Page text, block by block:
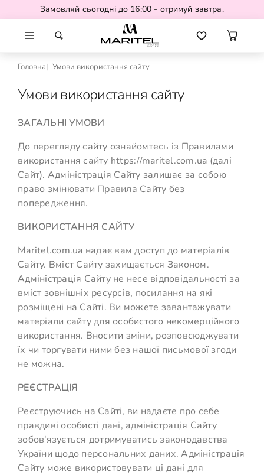
Замовляй сьогодні до 16:00 - отримуй завтра.
Головна Умови використання сайту
Умови використання сайту
ЗАГАЛЬНІ УМОВИ
До перегляду сайту ознайомтесь із Правилами
використання сайту https://maritel.com.ua (далі
Сайт). Адміністрація Сайту залишає за собою
право змінювати Правила Сайту без
попередження.
ВИКОРИСТАННЯ САЙТУ
Maritel.com.ua надає вам доступ до матеріалів
Сайту. Вміст Сайту захищається Законом.
Адміністрація Сайту не несе відповідальності за
вміст зовнішніх ресурсів, посилання на які
розміщені на Сайті. Ви можете завантажувати
матеріали сайту для особистого некомерційного
використання. Вносити зміни, розповсюджувати
їх чи торгувати ними без нашої письмової згоди
не можна.
РЕЄСТРАЦІЯ
Реєструючись на Сайті, ви надаєте про себе
правдиві особисті дані, адміністрація Сайту
зобов'язується дотримуватись законодавства
України щодо персональних даних. Адміністрація
Сайту може використовувати ці дані для